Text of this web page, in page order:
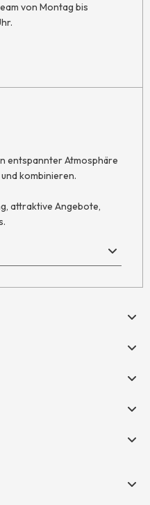
von Montag bis
entspannter Atmosphäre
kombinieren.
attraktive Angebote,